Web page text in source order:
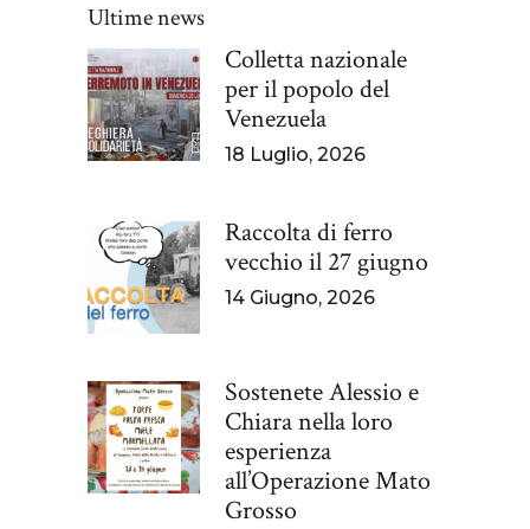
Ultime news
Colletta nazionale
per il popolo del
Venezuela
18 Luglio, 2026
Raccolta di ferro
vecchio il 27 giugno
14 Giugno, 2026
Sostenete Alessio e
Chiara nella loro
esperienza
all’Operazione Mato
Grosso